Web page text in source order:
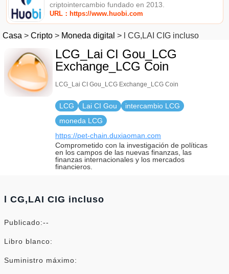
criptointercambio fundado en 2013.
URL：https://www.huobi.com
Casa > Cripto > Moneda digital > l CG,LAI CIG incluso
LCG_Lai CI Gou_LCG
Exchange_LCG Coin
LCG_Lai CI Gou_LCG Exchange_LCG Coin
LCG Lai CI Gou
intercambio LCG
moneda LCG
https://pet-chain.duxiaoman.com
Comprometido con la investigación de políticas
en los campos de las nuevas finanzas, las
finanzas internacionales y los mercados
financieros.
l CG,LAI CIG incluso
Publicado:--
Libro blanco:
Suministro máximo: